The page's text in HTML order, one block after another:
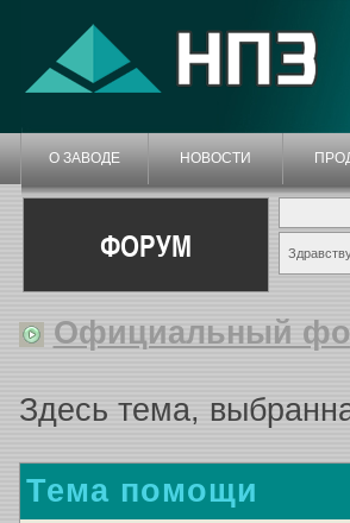
О ЗАВОДЕ НОВОСТИ
ФОРУМ
Официальный
Здесь тема,
Тема помощи